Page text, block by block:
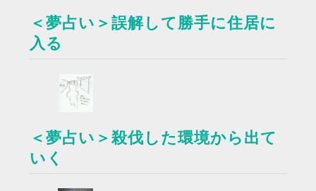
＜夢占い＞誤解して勝手に住居に
入る
＜夢占い＞殺伐した環境から出て
いく